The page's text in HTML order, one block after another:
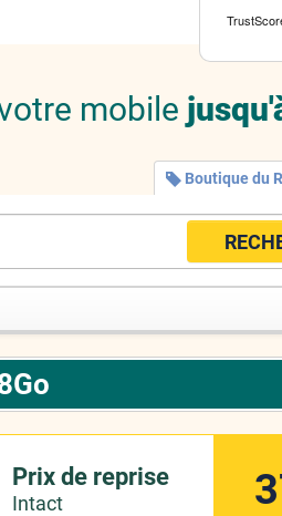
mobile
Boutique du
Prix de reprise
Intact